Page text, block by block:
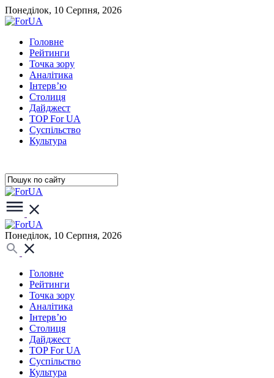
Понеділок, 10 Серпня, 2026
Головне
Рейтинги
Точка зору
Аналітика
Інтерв’ю
Столиця
Дайджест
TOP For UA
Суспiльство
Культура
Понеділок, 10 Серпня, 2026
Головне
Рейтинги
Точка зору
Аналітика
Інтерв’ю
Столиця
Дайджест
TOP For UA
Суспiльство
Культура